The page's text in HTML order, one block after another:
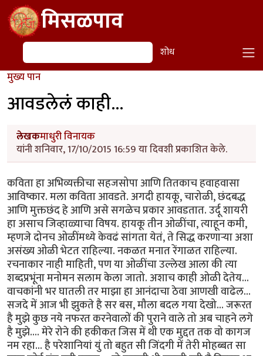
Skip to main contentमिसळपाव
शोध शोध
मुख्य पान
आवडलेलं काही...
लेखकमाधुरी विनायक
यांनी शनिवार, 17/10/2015 16:59 या दिवशी प्रकाशित केले.
कविता हा अभिव्यक्तीचा सहजसोपा आणि तितकाच हवाहवासा
आविष्कार. मला कविता आवडते. अगदी हायकू, चारोळी, छंदबद्ध
आणि मुक्तछंद हे आणि असे सगळेच प्रकार आवडतात. उर्दू शायरी
हा असाच जिव्हाळ्याचा विषय. हायकू तीन ओळींचा, त्याहून कमी,
म्हणजे दोनच ओळींमध्ये केवढं सांगता येतं, ते सिद्ध करणाऱ्या अशा
असंख्य ओळी भेटत राहिल्या. नकळत मनात रेंगाळत राहिल्या.
रचनाकार नाही माहिती, पण या ओळींचा उल्लेख आला की त्या
शब्दप्रभूंना मनोमन सलाम केला जातो. अशाच काही ओळी देतेय...
वाचकांनी भर घातली तर माझा हा आनंदाचा ठेवा आणखी वाढेल...
सजदे में आज भी झुकते है सर बस, मौला बदल गया देखो... जरूरत
है मुझे कुछ नये नफरत करनेवालों की पुराने वाले तो अब चाहने लगे
है मुझे.... मेरे रोने की हकीकत जिस में थी एक मुद्दत तक वो कागज
नम रहा... है परेशानियां युं तो बहुत सी जिंदगी में तेरी मोहब्बत सा